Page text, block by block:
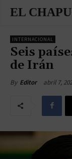
EL
INTERNACIONAL
Seis
de Irán
By Editor abril 7,